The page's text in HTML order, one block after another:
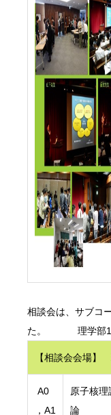
相談会は、サブコ
た。 理学部1
【相談会会場】
A0
，A1
原子核
論